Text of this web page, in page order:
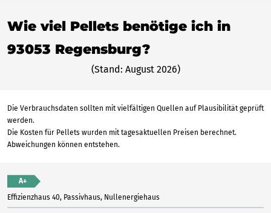
Wie viel Pellets benötige ich in
93053 Regensburg?
(Stand: August 2026)
Die Verbrauchsdaten sollten mit vielfältigen Quellen auf Plausibilität geprüft
werden.
Die Kosten für Pellets wurden mit tagesaktuellen Preisen berechnet.
Abweichungen können entstehen.
A+
Effizienzhaus 40, Passivhaus, Nullenergiehaus